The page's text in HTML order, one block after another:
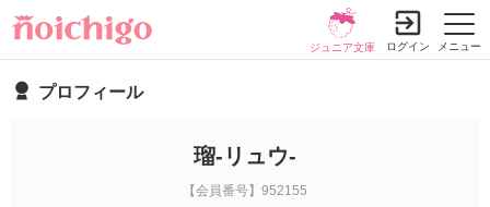
メニュー
ジュニア文庫 ログイン
プロフィール
瑠-リュウ-
【会員番号】952155